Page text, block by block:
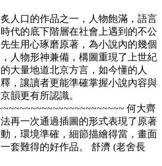
人口的作品之一，人物飽滿，語言
代的底下階層在社會上遇到的不公
生用心琢磨原著，為小說內的幾個
人物形神兼備，構圖重現了上世紀
大量地道北京方言，如今懂的人
，讓讀者更能準確掌握小說內容與
韻更有所認識。
何大齊
再一次通過插圖的形式表現了原著
，環境準確，細節描繪得當，畫面
套難得的好作品。 舒濟 (老舍長